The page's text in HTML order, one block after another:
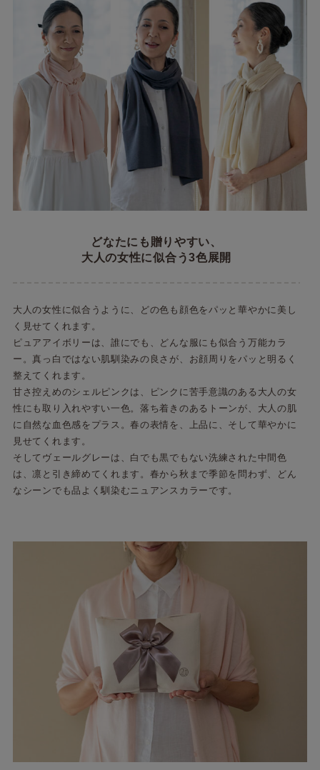
どなたにも贈りやすい、
大人の女性に似合う3色展開
大人の女性に似合うように、どの色も顔色をパッと華やかに美し
く見せてくれます。
ピュアアイボリーは、誰にでも、どんな服にも似合う万能カラ
ー。真っ白ではない肌馴染みの良さが、お顔周りをパッと明るく
整えてくれます。
甘さ控えめのシェルピンクは、ピンクに苦手意識のある大人の女
性にも取り入れやすい一色。落ち着きのあるトーンが、大人の肌
に自然な血色感をプラス。春の表情を、上品に、そして華やかに
見せてくれます。
そしてヴェールグレーは、白でも黒でもない洗練された中間色
は、凛と引き締めてくれます。春から秋まで季節を問わず、どん
なシーンでも品よく馴染むニュアンスカラーです。